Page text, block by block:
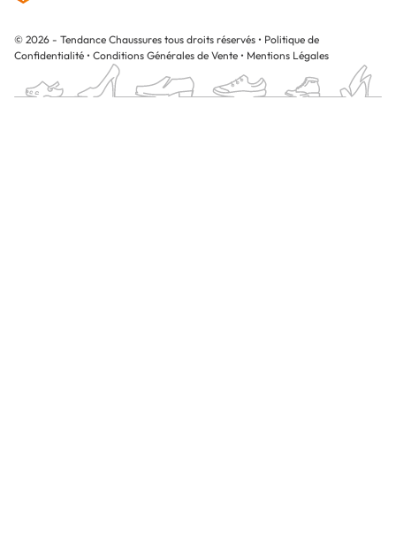
© 2026 - Tendance Chaussures tous droits réservés • Politique de
Confidentialité • Conditions Générales de Vente • Mentions Légales